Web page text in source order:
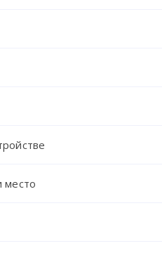
место